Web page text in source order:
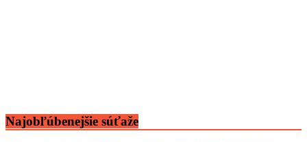
Najobľúbenejšie súťaže